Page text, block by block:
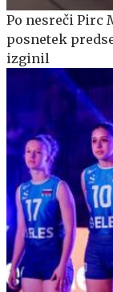
Po nesreči Pirc
posnetek
izginil